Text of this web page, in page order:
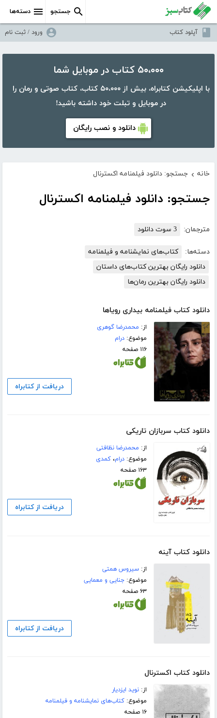
دسته‌ها جستجو
آپلود کتاب ورود / ثبت نام
۵۰،۰۰۰ کتاب در موبایل شما
با اپلیکیشن کتابراه، بیش از ۵۰،۰۰۰ کتاب، کتاب صوتی و رمان را
در موبایل و تبلت خود داشته باشید!
دانلود و نصب رایگان
خانه › جستجو: دانلود فیلمنامه اکسترنال
جستجو: دانلود فیلمنامه اکسترنال
مترجمان: 3 سوت دانلود
دسته‌ها:
کتاب‌های نمایشنامه و فیلمنامه
دانلود رایگان بهترین کتاب‌های داستان
دانلود رایگان بهترین رمان‌ها
دانلود کتاب فیلمنامه بیداری رویاها
از: محمدرضا گوهری
موضوع:درام
۱۱۶ صفحه
دریافت از کتابراه
دانلود کتاب سربازان تاریکی
از: محمدرضا نظافتی
موضوع:درام،کمدی
۱۶۳ صفحه
دریافت از کتابراه
دانلود کتاب آینه
از:سیروس همتی
موضوع:جنایی و معمایی
۶۳ صفحه
دریافت از کتابراه
دانلود کتاب اکسترنال
از:نوید ایزدیار
موضوع:کتاب‌های نمایشنامه و فیلمنامه
۱۶ صفحه